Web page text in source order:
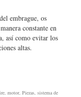
embrague, os
constante en
así como evitar los
altas.
, motor, Piezas, sistema de